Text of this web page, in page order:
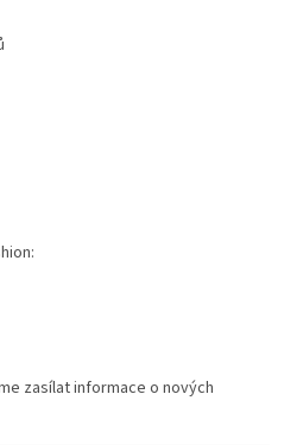
zasílat informace o nových